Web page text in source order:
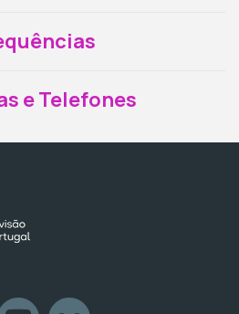
e Telefones